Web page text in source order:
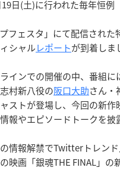
日(土)に行われた毎年恒例
フェスタ」にて配信された
シャルレポートが到着しま
インでの開催の中、番組に
村新八役の阪口大助さん・
ストが登場し、今回の新作
報やエピソードトークを披
情報解禁でTwitterトレンド
映画「銀魂THE FINAL」の